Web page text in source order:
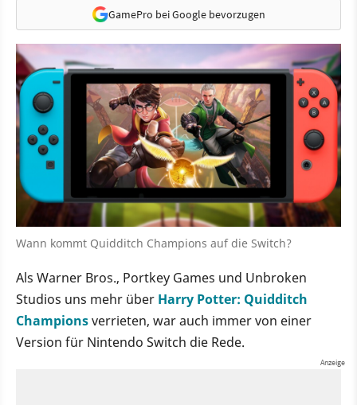
GamePro bei Google bevorzugen
Wann kommt Quidditch Champions auf die Switch?
Als Warner Bros., Portkey Games und Unbroken
Studios uns mehr über Harry Potter: Quidditch
Championsverrieten, war auch immer von einer
Version für Nintendo Switch die Rede.